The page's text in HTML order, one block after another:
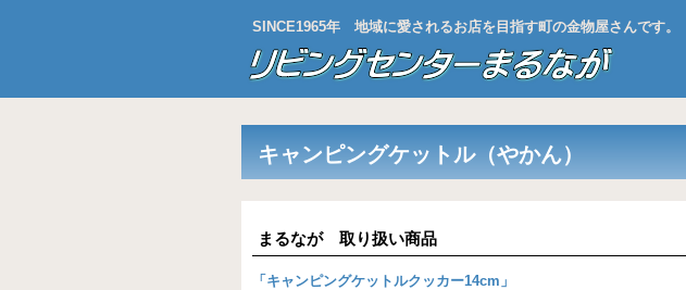
SINCE1965年 地域に愛されるお店を目指す町の金物屋さんです。
キャンピングケットル（やかん）
まるなが 取り扱い商品
「 キャンピングケットルクッカー14cm 」